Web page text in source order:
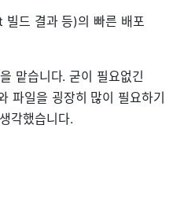
드 결과 등)의 빠른 배포
맡습니다. 굳이 필요없긴
파일을 굉장히 많이 필요하기
각했습니다.